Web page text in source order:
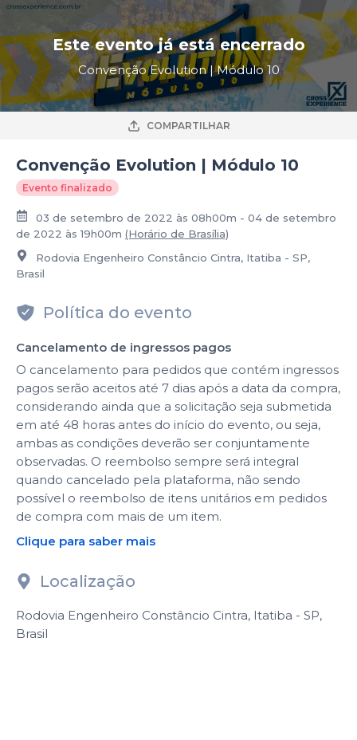
Este evento já está encerrado
Convenção Evolution | Módulo 10
COMPARTILHAR
Convenção Evolution | Módulo 10
Evento finalizado
03 de setembro de 2022 às 08h00m - 04 de setembro
de 2022 às 19h00m (Horário de Brasília)
Rodovia Engenheiro Constâncio Cintra, Itatiba - SP,
Brasil
Política do evento
Cancelamento de ingressos pagos
O cancelamento para pedidos que contém ingressos
pagos serão aceitos até 7 dias após a data da compra,
considerando ainda que a solicitação seja submetida
em até 48 horas antes do início do evento, ou seja,
ambas as condições deverão ser conjuntamente
observadas. O reembolso sempre será integral
quando cancelado pela plataforma, não sendo
possível o reembolso de itens unitários em pedidos
de compra com mais de um item.
Clique para saber mais
Localização
Rodovia Engenheiro Constâncio Cintra, Itatiba - SP,
Brasil